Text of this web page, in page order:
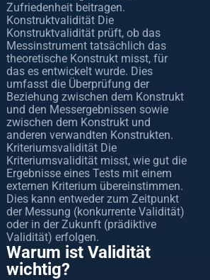
Zufriedenheit beitragen.
Konstruktvalidität Die
Konstruktvalidität prüft, ob das
Messinstrument tatsächlich das
theoretische Konstrukt misst, für
das es entwickelt wurde. Dies
umfasst die Überprüfung der
Beziehung zwischen dem Konstrukt
und den Messergebnissen sowie
zwischen dem Konstrukt und
anderen verwandten Konstrukten.
Kriteriumsvalidität Die
Kriteriumsvalidität misst, wie gut die
Ergebnisse eines Tests mit einem
externen Kriterium übereinstimmen.
Dies kann entweder zum Zeitpunkt
der Messung (konkurrente Validität)
oder in der Zukunft (prädiktive
Validität) erfolgen.
Warum ist Validität
wichtig?